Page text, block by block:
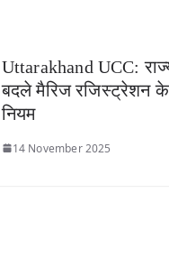
Uttarakhand UCC:
बदले मैरिज रजिस्ट्रेशन के
नियम
14 November 2025